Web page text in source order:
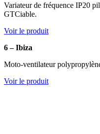
Variateur de fréquence IP20
GTCiable.
Voir le produit
6 – Ibiza
Moto-ventilateur
Voir le produit